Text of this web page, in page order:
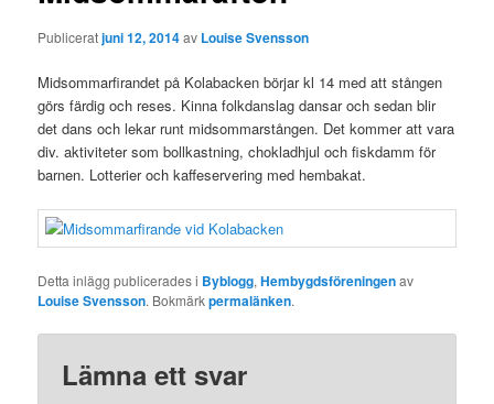
Publiceratjuni 12, 2014av Louise Svensson
Midsommarfirandet på Kolabacken börjar kl 14 med att stången
görs färdig och reses. Kinna folkdanslag dansar och sedan blir
det dans och lekar runt midsommarstången. Det kommer att vara
div. aktiviteter som bollkastning, chokladhjul och fiskdamm för
barnen. Lotterier och kaffeservering med hembakat.
Detta inlägg publicerades i Byblogg,Hembygdsföreningenav
Louise Svensson. Bokmärkpermalänken.
Lämna ett svar